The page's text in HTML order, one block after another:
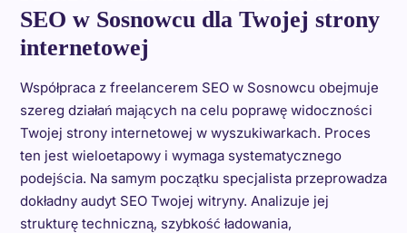
SEO w Sosnowcu dla Twojej strony
internetowej
Współpraca z freelancerem SEO w Sosnowcu obejmuje
szereg działań mających na celu poprawę widoczności
Twojej strony internetowej w wyszukiwarkach. Proces
ten jest wieloetapowy i wymaga systematycznego
podejścia. Na samym początku specjalista przeprowadza
dokładny audyt SEO Twojej witryny. Analizuje jej
strukturę techniczną, szybkość ładowania,